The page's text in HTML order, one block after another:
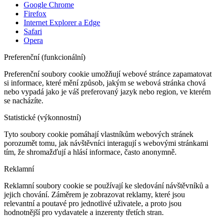
Google Chrome
Firefox
Internet Explorer a Edge
Safari
Opera
Preferenční (funkcionální)
Preferenční soubory cookie umožňují webové stránce zapamatovat
si informace, které mění způsob, jakým se webová stránka chová
nebo vypadá jako je váš preferovaný jazyk nebo region, ve kterém
se nacházíte.
Statistické (výkonnostní)
Tyto soubory cookie pomáhají vlastníkům webových stránek
porozumět tomu, jak návštěvníci interagují s webovými stránkami
tím, že shromažďují a hlásí informace, často anonymně.
Reklamní
Reklamní soubory cookie se používají ke sledování návštěvníků a
jejich chování. Záměrem je zobrazovat reklamy, které jsou
relevantní a poutavé pro jednotlivé uživatele, a proto jsou
hodnotnější pro vydavatele a inzerenty třetích stran.